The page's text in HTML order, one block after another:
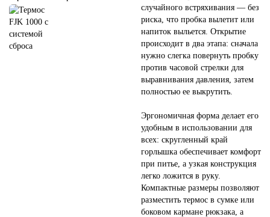
случайного встряхивания — без
риска, что пробка вылетит или
напиток выльется. Открытие
происходит в два этапа: сначала
нужно слегка повернуть пробку
против часовой стрелки для
выравнивания давления, затем
полностью ее выкрутить.
Эргономичная форма делает его
удобным в использовании для
всех: скругленный край
горлышка обеспечивает комфорт
при питье, а узкая конструкция
легко ложится в руку.
Компактные размеры позволяют
разместить термос в сумке или
боковом кармане рюкзака, а